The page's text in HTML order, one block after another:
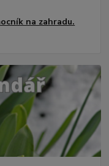
na zahradu.